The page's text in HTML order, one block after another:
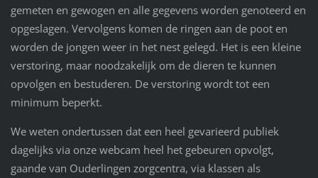
gemeten en gewogen en alle gegevens worden genoteerd en
opgeslagen. Vervolgens komen de ringen aan de poot en
worden de jongen weer in het nest gelegd. Het is een kleine
verstoring, maar noodzakelijk om de dieren te kunnen
opvolgen en bestuderen. De verstoring wordt tot een
minimum beperkt.
We weten ondertussen dat een heel gevarieerd publiek
dagelijks via onze webcam heel het gebeuren opvolgt,
gaande van Ouderlingen zorgcentra, via klassen als